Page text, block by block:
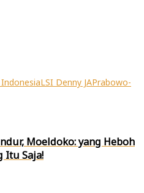
LSI Denny JAPrabowo-
Moeldoko: yang Heboh
Itu Saja!